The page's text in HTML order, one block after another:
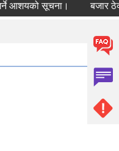
सूचना। बजार